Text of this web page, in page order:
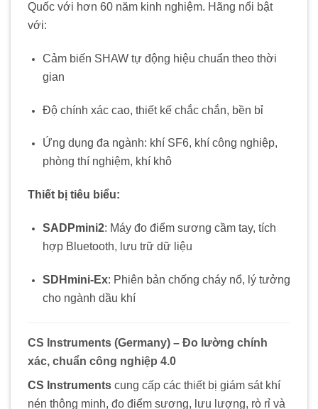
Quốc với hơn 60 năm kinh nghiệm. Hãng nổi bật
với:
Cảm biến SHAW tự động hiệu chuẩn theo thời
gian
Độ chính xác cao, thiết kế chắc chắn, bền bỉ
Ứng dụng đa ngành: khí SF6, khí công nghiệp,
phòng thí nghiệm, khí khô
Thiết bị tiêu biểu:
SADPmini2: Máy đo điểm sương cầm tay, tích
hợp Bluetooth, lưu trữ dữ liệu
SDHmini-Ex: Phiên bản chống cháy nổ, lý tưởng
cho ngành dầu khí
CS Instruments (Germany) – Đo lường chính
xác, chuẩn công nghiệp 4.0
CS Instruments cung cấp các thiết bị giám sát khí
nén thông minh, đo điểm sương, lưu lượng, rò rỉ và